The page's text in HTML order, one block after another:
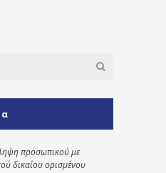
προσωπικού με
δικαίου ορισμένου